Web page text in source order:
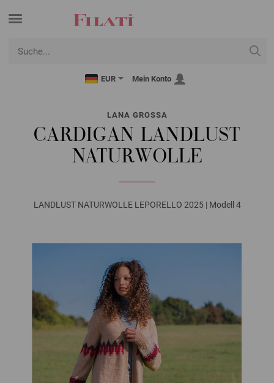
EUR Mein Konto
LANA GROSSA
CARDIGAN LANDLUST
NATURWOLLE
LANDLUST NATURWOLLE LEPORELLO 2025 | Modell 4